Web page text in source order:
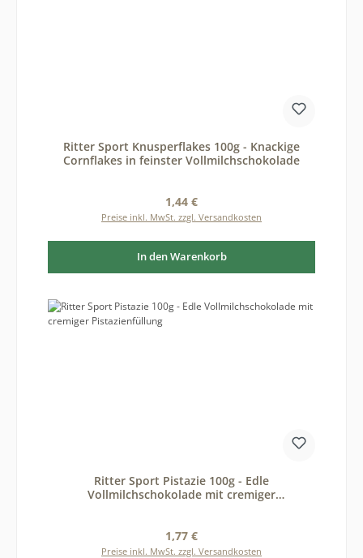
Ritter Sport Knusperflakes 100g - Knackige
Cornflakes in feinster Vollmilchschokolade
Regulärer Preis:
1,44 €
Preise inkl. MwSt. zzgl. Versandkosten
In den Warenkorb
Ritter Sport Pistazie 100g - Edle
Vollmilchschokolade mit cremiger
Regulärer Preis:
1,77 €
Preise inkl. MwSt. zzgl. Versandkosten